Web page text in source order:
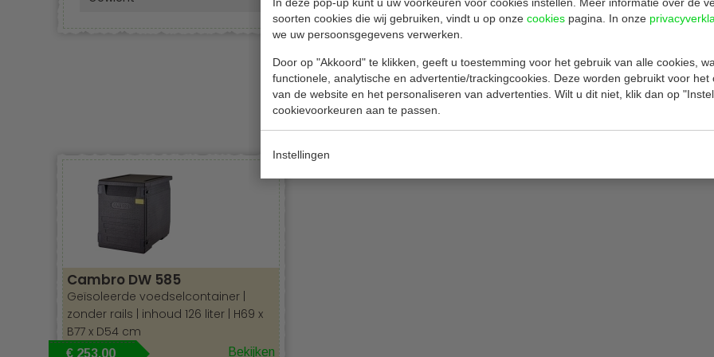
soorten cookies die wij gebruiken, vindt u op onze cookies pagina. In onze
we uw persoonsgegevens verwerken.
Door op "Akkoord" te klikken, geeft u toestemming voor het gebruik van alle cookies,
functionele, analytische en advertentie/trackingcookies. Deze worden gebruikt voor het
van de website en het personaliseren van advertenties. Wilt u dit niet, klik dan op
cookievoorkeuren aan te passen.
Instellingen
Gerelateerde producten
Cambro DW 585
Geïsoleerde voedselcontainer |
zonder rails | inhoud 126 liter | H69 x
B77 x D54 cm
€ 253,00 Bekijken